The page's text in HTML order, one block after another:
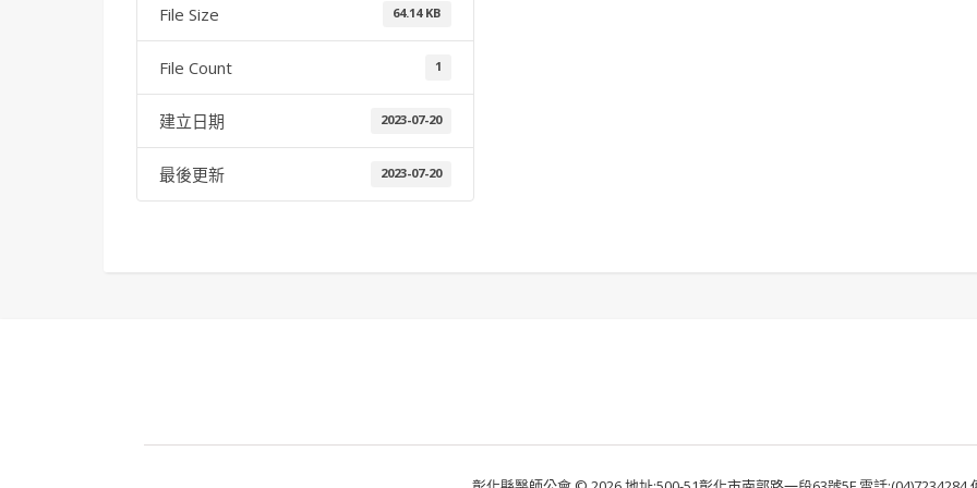
File Size 64.14 KB
File Count 1
建立日期 2023-07-20
最後更新 2023-07-20